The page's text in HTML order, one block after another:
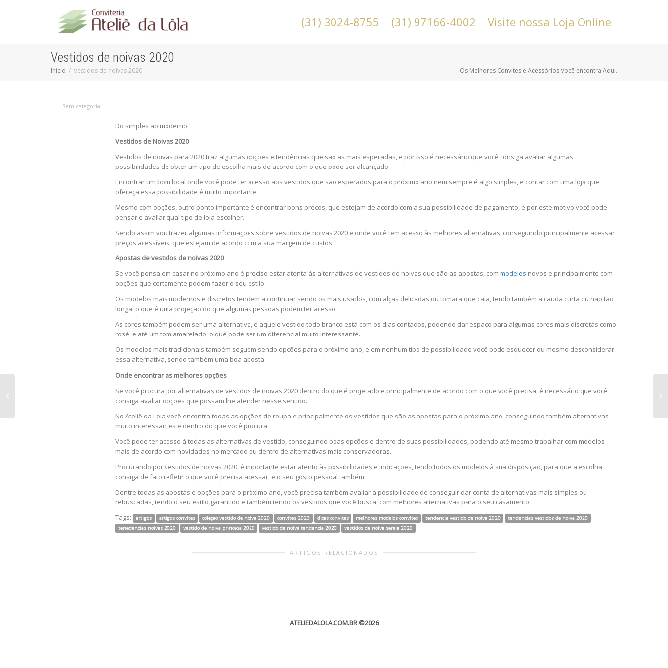
(31) 3024-8755 (31) 97166-4002 Visite nossa Loja Online
Vestidos de noivas 2020
Inicio Vestidos de noivas 2020 Os Melhores Convites e Acessórios Você encontra Aqui.
Sem categoria
Do simples ao moderno
Vestidos de Noivas 2020
Vestidos de noivas para 2020 traz algumas opções e tendências que são as mais esperadas, e por isso é necessário que você consiga avaliar algumas
possibilidades de obter um tipo de escolha mais de acordo com o que pode ser alcançado.
Encontrar um bom local onde você pode ter acesso aos vestidos que são esperados para o próximo ano nem sempre é algo simples, e contar com uma loja que
ofereça essa possibilidade é muito importante.
Mesmo com opções, outro ponto importante é encontrar bons preços, que estejam de acordo com a sua possibilidade de pagamento, e por este motivo você pode
pensar e avaliar qual tipo de loja escolher.
Sendo assim vou trazer algumas informações sobre vestidos de noivas 2020 e onde você tem acesso às melhores alternativas, conseguindo principalmente acessar
preços acessíveis, que estejam de acordo com a sua margem de custos.
Apostas de vestidos de noivas 2020
Se você pensa em casar no próximo ano é preciso estar atenta às alternativas de vestidos de noivas que são as apostas, com modelos novos e principalmente com
opções que certamente podem fazer o seu estilo.
Os modelos mais modernos e discretos tendem a continuar sendo os mais usados, com alças delicadas ou tomara que caia, tendo também a cauda curta ou não tão
longa, o que é uma projeção do que algumas pessoas podem ter acesso.
As cores também podem ser uma alternativa, e aquele vestido todo branco está com os dias contados, podendo dar espaço para algumas cores mais discretas como
rosé, e até um tom amarelado, o que pode ser um diferencial muito interessante.
Os modelos mais tradicionais também seguem sendo opções para o próximo ano, e em nenhum tipo de possibilidade você pode esquecer ou mesmo desconsiderar
essa alternativa, sendo também uma boa aposta.
Onde encontrar as melhores opções
Se você procura por alternativas de vestidos de noivas 2020 dentro do que é projetado e principalmente de acordo com o que você precisa, é necessário que você
consiga avaliar opções que possam lhe atender nesse sentido.
No Ateliê da Lola você encontra todas as opções de roupa e principalmente os vestidos que são as apostas para o próximo ano, conseguindo também alternativas
muito interessantes e dentro do que você procura.
Você pode ter acesso à todas as alternativas de vestido, conseguindo boas opções e dentro de suas possibilidades, podendo até mesmo trabalhar com modelos
mais de acordo com novidades no mercado ou dentro de alternativas mais conservadoras.
Procurando por vestidos de noivas 2020, é importante estar atento às possibilidades e indicações, tendo todos os modelos à sua disposição, para que a escolha
consiga de fato refletir o que você precisa acessar, e o seu gosto pessoal também.
Dentre todas as apostas e opções para o próximo ano, você precisa também avaliar a possibilidade de conseguir dar conta de alternativas mais simples ou
rebuscadas, tendo o seu estilo garantido e também tendo os vestidos que você busca, com melhores alternativas para o seu casamento.
Tags:
artigos artigos convites coleçao vestido de noiva 2020 convites 2023 dicas convites melhores modelos convites tendencia vestido de noiva 2020
tendencias vestidos de noiva 2020
tenedencias noivas 2020
vestido de noiva princesa 2020 vestido de noiva tendencia 2020 vestidos de noiva sereia 2020
ARTIGOS RELACIONADOS
ATELIEDALOLA.COM.BR©2026